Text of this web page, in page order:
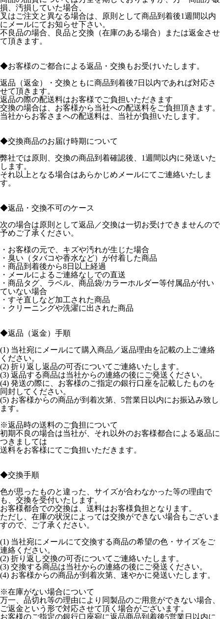
損、汚損していた場合、
叉はご注文と異なる場合は、原則として商品到着後1週間以内
にメールにてお知らせ下さい。
不良品の場合、良品と交換（在庫のある場合）または返金させ
て頂きます。
◆お客様のご都合による返品・交換もお受けいたします。
返品（返金）・交換ともに商品到着後7日以内であれば対応さ
せて頂きます。
返品の際の配送料はお客様でご負担いただきます
交換の場合は、お客様から当社への配送料をご負担頂きます。
当社からお客さまへの配送料は、当社が負担いたします。
◆交換商品のお届け時期について
弊社では原則、交換の商品到着確認後、1週間以内に発送いた
します。
それ以上となる場合はあらかじめメールにてご連絡いたしま
す。
◆返品・交換不可のケース
次の場合は原則として返品／交換は一切お受けできませんので
予めご了承ください。
・お客様の元で、キズや汚れが生じた場合
・臭い（タバコや香水など）が付着した商品
・商品到着後から8日以上経過
・メールによるご連絡なしでの直送
・商品タグ、ラベル、商品袋/カラーホルダー等付属品が付い
ていない場合
・すそ直しなど加工された商品
・クリーニングや洗濯に出された商品
◆返品（返金）手順
(1) 当社宛にメールにて購入商品／返品理由を記載の上ご連絡
ください。
(2) 折り返し返品の可否についてご連絡いたします。
(3) 返品する商品は当社からの連絡の後にご発送ください。
(4) 発送の際に、お客様のご指定の銀行口座を記載したものを
同封してください。
(5) お客様からの商品が到着次第、5営業日以内にお振込み致し
ます。
※返品時の送料のご負担について
初期不良の場合は当社が、それ以外のお客様都合による返品に
つきましては
送料をお客様にてご負担いただきます。
◆交換手順
色が思ったものと違った、サイズが合わなかった等の理由で
も、交換を受付いたします。
お客様都合での交換は、送料はお客様負担 となります。
ただし、在庫の状況によっては交換ができない場合もございま
すので、ご了承ください。
(1) 当社宛にメールにて交換する商品の希望の色・サイズをご
連絡ください。
(2) 折り返し交換の可否についてご連絡いたします。
(3) 交換する商品は当社からの連絡の後にご発送ください。
(4) お客様からの商品が到着次第、速やかに発送いたします。
※在庫がない場合について
万一、品切れ等の理由により同製品のご用意ができない場合、
ご返金という形で対応させて頂く場合がございます。
お客様のご指定の銀行口座宛に返品商品到着後5営業日以内に